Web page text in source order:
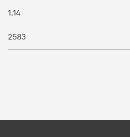
1.14
2583